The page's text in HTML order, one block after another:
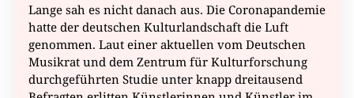
Lange sah es nicht danach aus. Die Coronapandemie
hatte der deutschen Kulturlandschaft die Luft
genommen. Laut einer aktuellen vom Deutschen
Musikrat und dem Zentrum für Kulturforschung
durchgeführten Studie unter knapp dreitausend